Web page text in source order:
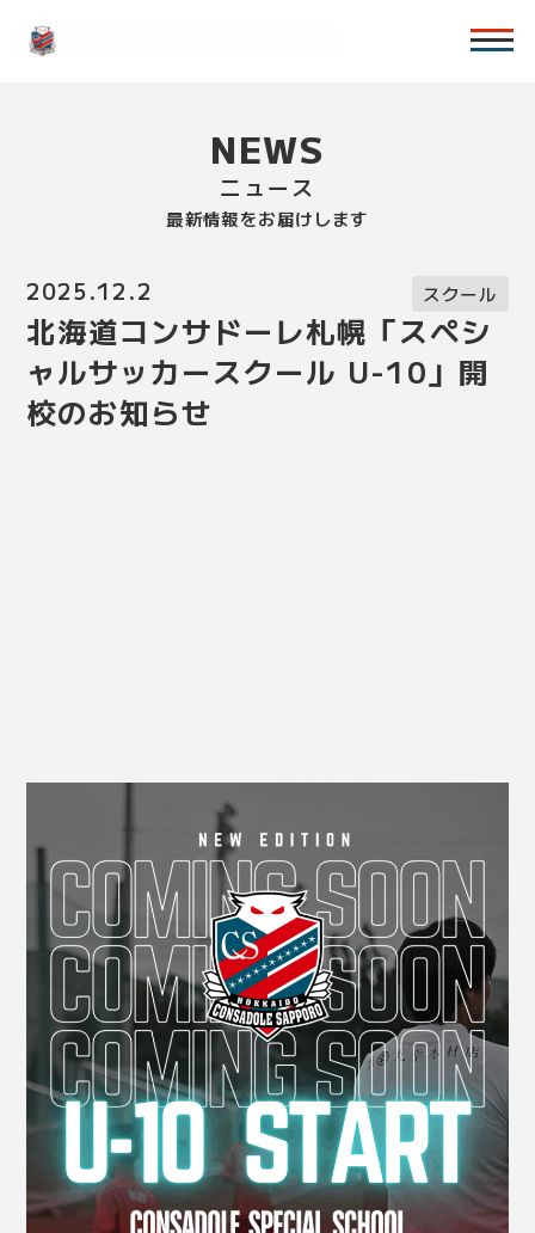
NEWS
ニュース
最新情報をお届けします
2025.12.2 スクール
北海道コンサドーレ札幌「スペシ
ャルサッカースクール U-10」開
校のお知らせ